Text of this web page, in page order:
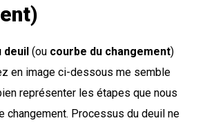
)
deuil(ou courbe du changement)
en image ci-dessous me semble
représenter les étapes que nous
changement. Processus du deuil ne